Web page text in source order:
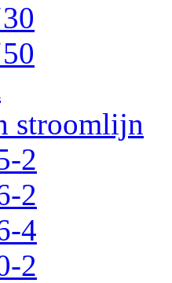
stroomlijn
2
2
4
2